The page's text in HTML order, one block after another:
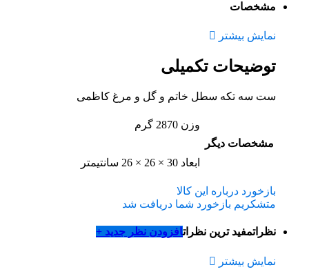
مشخصات
نمایش بیشتر
توضیحات تکمیلی
ست سه تکه سطل خاتم و گل و مرغ کاظمی
مشخصات دیگر
وزن 2870 گرم
ابعاد 30 × 26 × 26 سانتیمتر
بازخورد درباره این کالا
متشکریم بازخورد شما دریافت شد
نظراتمفید ترین نظراتافزودن نظر جدید +
نمایش بیشتر